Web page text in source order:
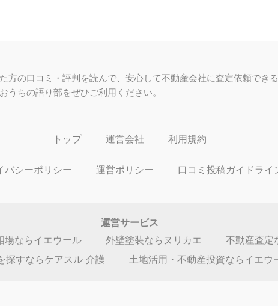
間取り：3LDK,2SLDK
日神パレステージあきる野南